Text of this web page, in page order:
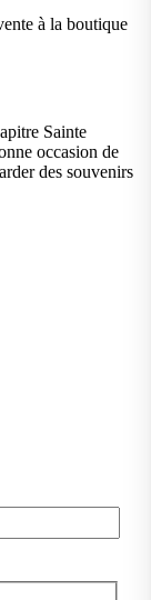
à la boutique
Sainte
occasion de
des souvenirs